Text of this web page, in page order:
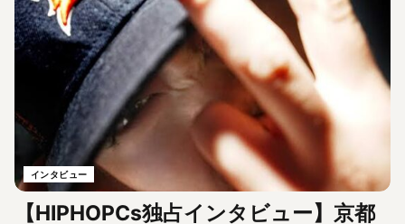
インタビュー
【HIPHOPCs独占インタビュー】京都